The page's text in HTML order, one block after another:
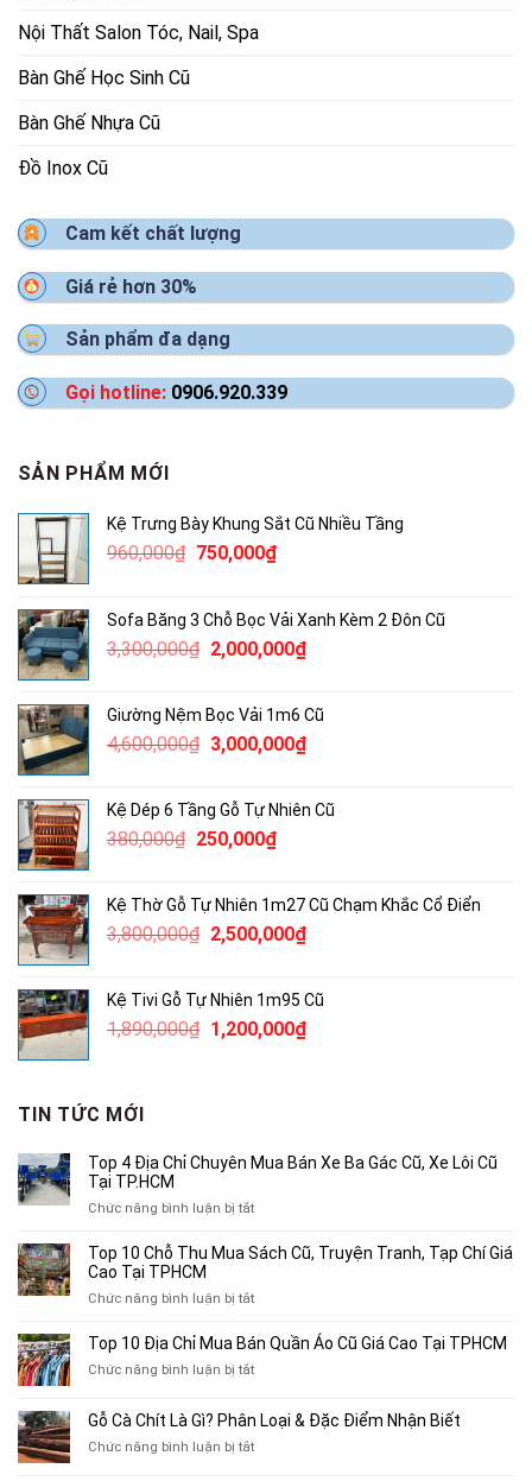
Nội Thất Salon Tóc, Nail, Spa
Bàn Ghế Học Sinh Cũ
Bàn Ghế Nhựa Cũ
Đồ Inox Cũ
Cam kết chất lượng
Giá rẻ hơn 30%
Sản phẩm đa dạng
Gọi hotline: 0906.920.339
SẢN PHẨM MỚI
Kệ Trưng Bày Khung Sắt Cũ Nhiều Tầng
960,000₫ Giá
960,000₫.
750,000₫Giá
là:
750,000₫.
Sofa Băng 3 Chỗ Bọc Vải Xanh Kèm 2 Đôn Cũ
3,300,000₫ Giá
3,300,000₫.
2,000,000₫Giá
là:
2,000,000₫.
Giường Nệm Bọc Vải 1m6 Cũ
4,600,000₫ Giá
4,600,000₫.
3,000,000₫Giá
là:
Kệ Dép 6 Tầng Gỗ Tự Nhiên Cũ
380,000₫ Giá
380,000₫.
250,000₫Giá
là:
250,000₫.
Kệ Thờ Gỗ Tự Nhiên 1m27 Cũ Chạm Khắc Cổ Điển
3,800,000₫ Giá
3,800,000₫.
2,500,000₫Giá
là:
2,500,000₫.
Kệ Tivi Gỗ Tự Nhiên 1m95 Cũ
1,890,000₫ Giá
1,200,000₫Giá
TIN TỨC MỚI
Top 4 Địa Chỉ Chuyên Mua Bán Xe Ba Gác Cũ, Xe Lôi Cũ
Tại TP.HCM
Chức năng bình luận bị tắtở
4
Bán
Xe
Cũ,
Xe
Top 10 Chỗ Thu Mua Sách Cũ, Truyện Tranh, Tạp Chí Giá
Cao Tại TPHCM
Chức năng bình luận bị tắtở
10
Thu
Sách
Top 10 Địa Chỉ Mua Bán Quần Áo Cũ Giá Cao Tại TPHCM
Chức năng bình luận bị tắtở
Địa
Chỉ
Gỗ Cà Chít Là Gì? Phân Loại & Đặc Điểm Nhận Biết
Chức năng bình luận bị tắtở